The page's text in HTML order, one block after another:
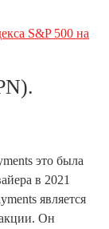
S&P 500 на
это была
в 2021
является
Он